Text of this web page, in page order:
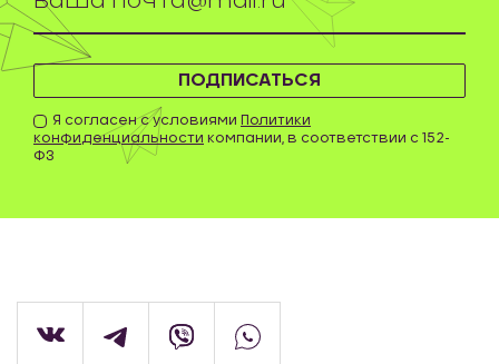
ПОДПИСАТЬСЯ
Я согласен с условиями Политики
конфиденциальности компании, в соответствии с 152-
ФЗ